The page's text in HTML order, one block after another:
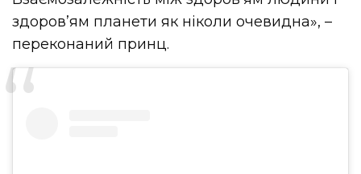
здоров’ям планети як ніколи очевидна», –
переконаний принц.